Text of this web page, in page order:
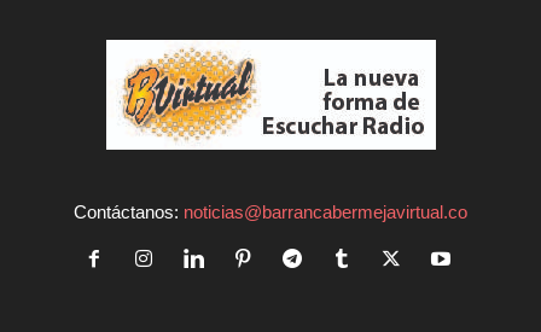
Contáctanos: noticias@barrancabermejavirtual.co